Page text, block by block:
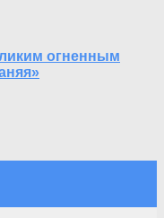
огненным